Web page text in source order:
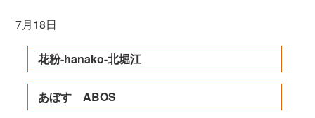
7月18日
花粉-hanako-北堀江
あぼす ABOS